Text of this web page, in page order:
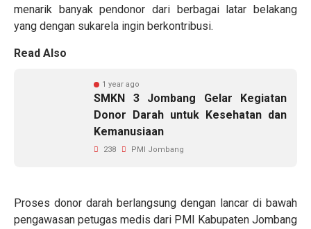
menarik banyak pendonor dari berbagai latar belakang
yang dengan sukarela ingin berkontribusi.
Read Also
1 year ago
SMKN 3 Jombang Gelar Kegiatan
Donor Darah untuk Kesehatan dan
Kemanusiaan
238 PMI Jombang
Proses donor darah berlangsung dengan lancar di bawah
pengawasan petugas medis dari PMI Kabupaten Jombang